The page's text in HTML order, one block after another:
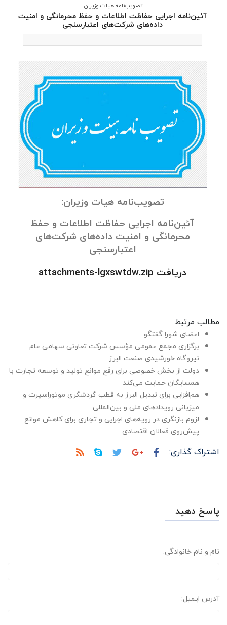
تصویب‌نامه هیات وزیران:
آئین‌نامه اجرایی حفاظت اطلاعات و حفظ محرمانگی و امنیت
داده‌های شرکت‌های اعتبارسنجی
تصویب‌نامه هیات وزیران:
آئین‌نامه اجرایی حفاظت اطلاعات و حفظ
محرمانگی و امنیت داده‌های شرکت‌های
اعتبارسنجی
دریافت attachments-lgxswtdw.zip
مطالب مرتبط
اعضای شورا گفتگو
برگزاری مجمع عمومی مؤسس شرکت تعاونی سهامی عام
نیروگاه خورشیدی صنعت البرز
دولت از بخش خصوصی برای رفع موانع تولید و توسعه تجارت با
همسایگان حمایت می‌کند
هم‌افزایی برای تبدیل البرز به قطب گردشگری موتوراسپرت و
میزبانی رویدادهای ملی و بین‌المللی
لزوم بازنگری در رویه‌های اجرایی و تجاری برای کاهش موانع
پیش‌روی فعالان اقتصادی
اشتراک گذاری:
پاسخ دهید
نام و نام خانوادگی:
آدرس ایمیل: